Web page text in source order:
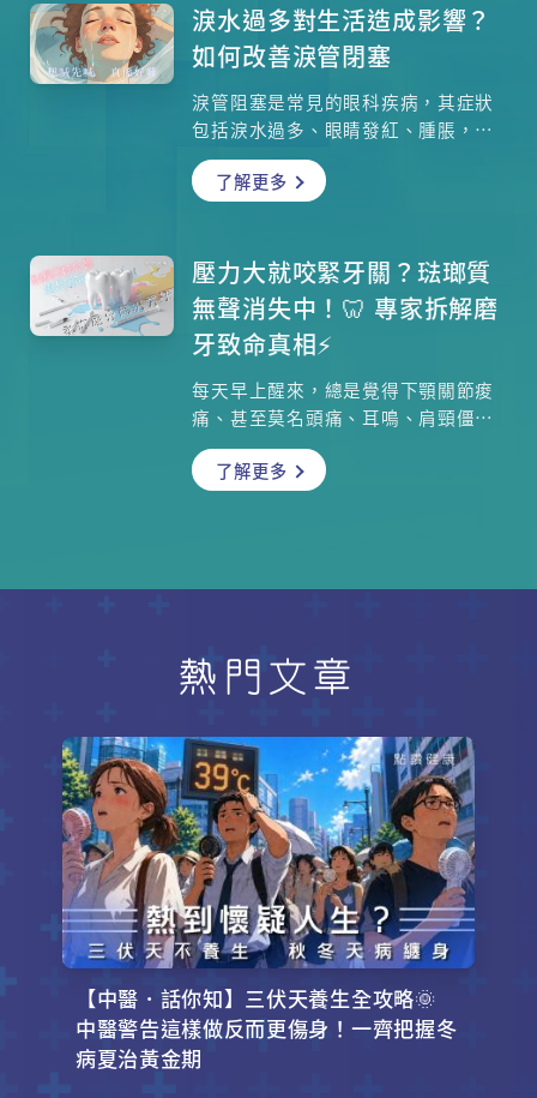
在於 乳牙護理。許多家長誤以為乳牙
早晚會換，蛀了也沒關係，卻忽視了
乳牙具有「空間維持」的重任。若乳
牙過早因蛀牙拔除，後方的牙齒會移
位，直接導致未來恆齒排列混亂。本
如何透過正確清潔與定期檢查，並整
合港大兒童齒科專家、牙醫及中醫博
方案。讓我們重新定義口腔健康，別
讓孩子的笑容輸在起跑線上。
淚水過多對生活造成影響？
如何改善淚管閉塞
淚管阻塞是常見的眼科疾病，其症狀
包括淚水過多、眼睛發紅、腫脹，甚
至可能伴隨着感染。本集請來香港中
文大學醫學院眼科及視覺科學學系副
療方案，幫助大衆更好地理解和應對
這一常見眼疾。
了解更多
壓力大就咬緊牙關？琺瑯質
無聲消失中！🦷 專家拆解磨
牙致命真相⚡
每天早上醒來，總是覺得下顎關節痠
痛、甚至莫名頭痛、耳鳴、肩頸僵硬
嗎？這很可能是你昨晚在睡夢中瘋狂
「咬牙切齒」的警訊！長期睡眠磨牙
窒息症息息相關。想知道如何自我檢
到中醫「疏肝健脾」的草本茶飲，教
你5大對症下藥的紓緩妙招，徹底告別
了解更多
熱門文章
【中醫．話你知】三伏天養生全攻略🌞
中醫警告這樣做反而更傷身！一齊把握冬
病夏治黃金期